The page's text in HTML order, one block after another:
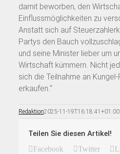
damit beworben, den
Einflussmöglichkeiten zu
Anstatt sich auf
Partys den Bauch
und seine Minister lieber um
Wirtschaft kümmern. Nicht
sich die Teilnahme an
erkaufen.“
Redaktion2025-11-19T16:18:41+01:00
Teilen Sie diesen Artikel!
Facebook Twitter